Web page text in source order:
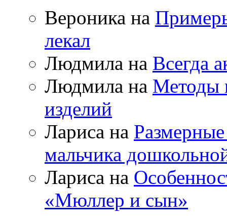
Вероника на
лекал
Людмила на Всегда
Людмила на Методы
изделий
Лариса на
мальчика
Лариса на
«Мюллер и сын»